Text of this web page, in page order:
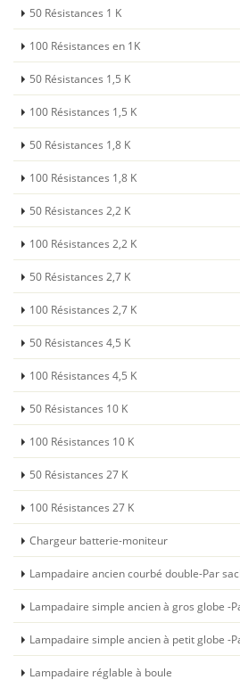
50 Résistances 1 K
100 Résistances en 1K
50 Résistances 1,5 K
100 Résistances 1,5 K
50 Résistances 1,8 K
100 Résistances 1,8 K
50 Résistances 2,2 K
100 Résistances 2,2 K
50 Résistances 2,7 K
100 Résistances 2,7 K
50 Résistances 4,5 K
100 Résistances 4,5 K
50 Résistances 10 K
100 Résistances 10 K
50 Résistances 27 K
100 Résistances 27 K
Chargeur batterie-moniteur
Lampadaire ancien courbé double-Par
Lampadaire simple ancien à gros globe -
Lampadaire simple ancien à petit globe -
Lampadaire réglable à boule